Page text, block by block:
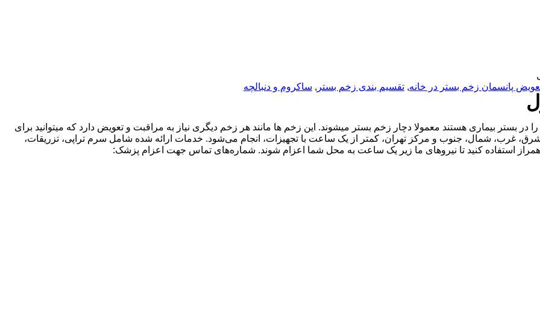
پانسمان زخم بستر در خانه, تقسیم بندی زخم بستر , ساکروم و دنبالچه
در بستر بیماری هستند معمولا دچار زخم بستر میشوند. این زخم ها مانند هر زخم دیگری نیاز به مراقبت و تعویض دارد که میتوانید برای
شرق، غرب، شمال، جنوب و مرکز تهران، کمتر از یک ساعت با تجهیزات، انجام می‌شود. خدمات ارائه شده شامل سرم تراپی، تزریقات،
استفاده کنید تا نیروهای ما زیر یک ساعت به محل شما اعزام شوند. شماره‌های تماس جهت اعزام پزشک: